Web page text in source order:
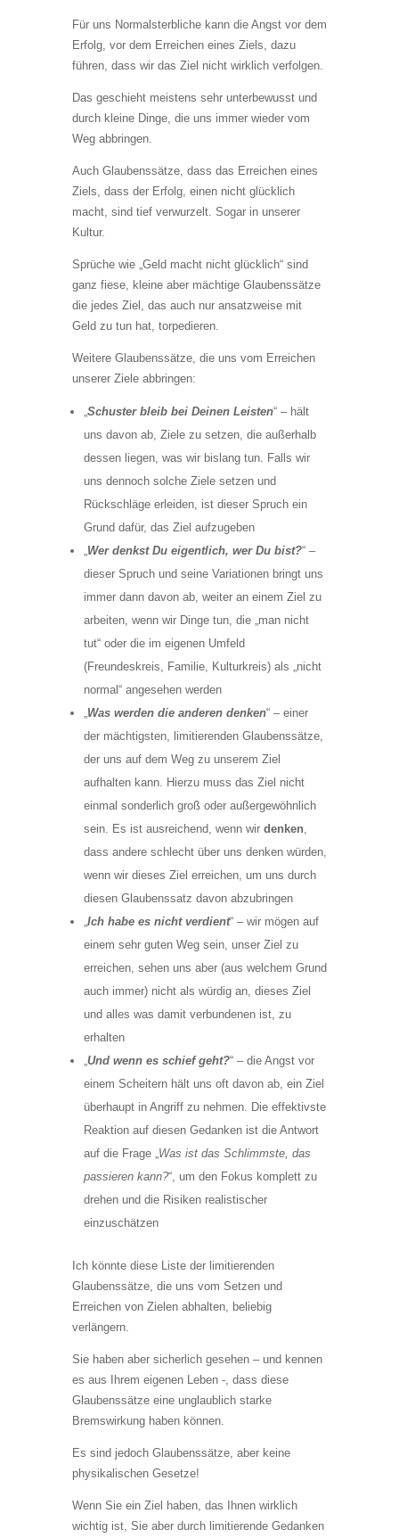
Für uns Normalsterbliche kann die Angst vor dem
Erfolg, vor dem Erreichen eines Ziels, dazu
führen, dass wir das Ziel nicht wirklich verfolgen.
Das geschieht meistens sehr unterbewusst und
durch kleine Dinge, die uns immer wieder vom
Weg abbringen.
Auch Glaubenssätze, dass das Erreichen eines
Ziels, dass der Erfolg, einen nicht glücklich
macht, sind tief verwurzelt. Sogar in unserer
Kultur.
Sprüche wie „Geld macht nicht glücklich“ sind
ganz fiese, kleine aber mächtige Glaubenssätze
die jedes Ziel, das auch nur ansatzweise mit
Geld zu tun hat, torpedieren.
Weitere Glaubenssätze, die uns vom Erreichen
unserer Ziele abbringen:
„Schuster bleib bei Deinen Leisten“ – hält
uns davon ab, Ziele zu setzen, die außerhalb
dessen liegen, was wir bislang tun. Falls wir
uns dennoch solche Ziele setzen und
Rückschläge erleiden, ist dieser Spruch ein
Grund dafür, das Ziel aufzugeben
„Wer denkst Du eigentlich, wer Du bist?“ –
dieser Spruch und seine Variationen bringt uns
immer dann davon ab, weiter an einem Ziel zu
arbeiten, wenn wir Dinge tun, die „man nicht
tut“ oder die im eigenen Umfeld
(Freundeskreis, Familie, Kulturkreis) als „nicht
normal“ angesehen werden
„Was werden die anderen denken“ – einer
der mächtigsten, limitierenden Glaubenssätze,
der uns auf dem Weg zu unserem Ziel
aufhalten kann. Hierzu muss das Ziel nicht
einmal sonderlich groß oder außergewöhnlich
sein. Es ist ausreichend, wenn wir denken,
dass andere schlecht über uns denken würden,
wenn wir dieses Ziel erreichen, um uns durch
diesen Glaubenssatz davon abzubringen
„Ich habe es nicht verdient“ – wir mögen auf
einem sehr guten Weg sein, unser Ziel zu
erreichen, sehen uns aber (aus welchem Grund
auch immer) nicht als würdig an, dieses Ziel
und alles was damit verbundenen ist, zu
erhalten
„Und wenn es schief geht?“ – die Angst vor
einem Scheitern hält uns oft davon ab, ein Ziel
überhaupt in Angriff zu nehmen. Die effektivste
Reaktion auf diesen Gedanken ist die Antwort
auf die Frage „Was ist das Schlimmste, das
passieren kann?“, um den Fokus komplett zu
drehen und die Risiken realistischer
einzuschätzen
Ich könnte diese Liste der limitierenden
Glaubenssätze, die uns vom Setzen und
Erreichen von Zielen abhalten, beliebig
verlängern.
Sie haben aber sicherlich gesehen – und kennen
es aus Ihrem eigenen Leben -, dass diese
Glaubenssätze eine unglaublich starke
Bremswirkung haben können.
Es sind jedoch Glaubenssätze, aber keine
physikalischen Gesetze!
Wenn Sie ein Ziel haben, das Ihnen wirklich
wichtig ist, Sie aber durch limitierende Gedanken